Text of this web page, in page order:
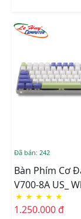
Đã bán: 242
Bàn Phím Cơ
V700-8A US_
Purple_FL
★ ★ ★ ★ ★
1.250.000 đ